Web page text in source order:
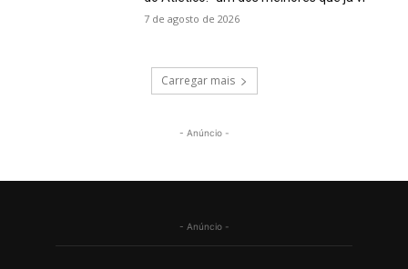
7 de agosto de 2026
Carregar mais
- Anúncio -
- Anúncio -